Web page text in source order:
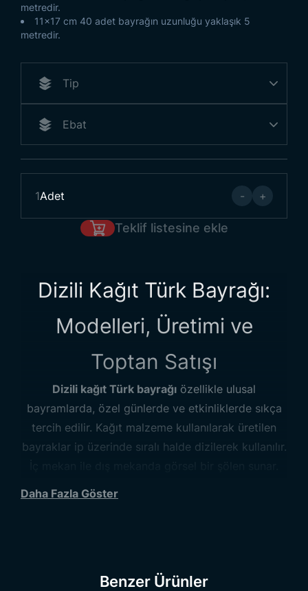
metredir.
11x17 cm 40 adet bayrağın uzunluğu yaklaşık 5
metredir.
1Adet - +
Teklif listesine ekle
Dizili Kağıt Türk Bayrağı:
Modelleri, Üretimi ve
Toptan Satışı
Dizili kağıt Türk bayrağı özellikle ulusal
bayramlarda, özel günlerde ve etkinliklerde sıkça
tercih edilir. Kağıt malzeme kullanılarak üretilen
bayraklar ip üzerinde sıralı halde dizilerek kullanılır.
atabilirsiniz.
Daha Fazla Göster
Benzer Ürünler